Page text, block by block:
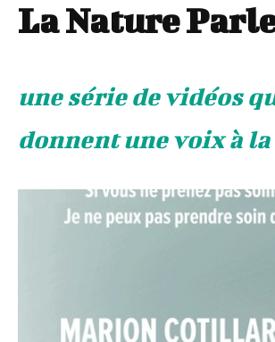
La Nature
une série de vidéos
donnent une voix à